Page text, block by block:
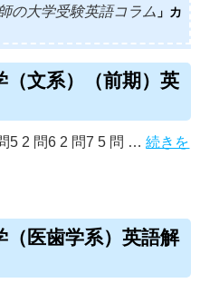
の大学受験英語コラム 」カ
文系）（前期）英
5 2 問6 2 問7 5 問 …続きを
医歯学系）英語解